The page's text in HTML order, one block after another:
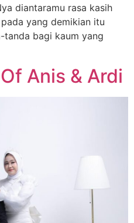
diantaramu rasa kasih
yang demikian itu
bagi kaum yang
Anis & Ardi